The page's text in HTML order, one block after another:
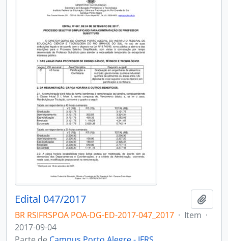
Edital 047/2017
BR RSIFRSPOA POA-DG-ED-2017-047_2017 · Item ·
2017-09-04